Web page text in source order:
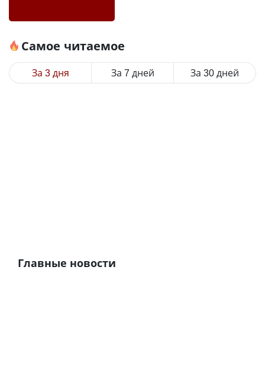
Самое читаемое
За 3 дня За 7 дней За 30 дней
Главные новости